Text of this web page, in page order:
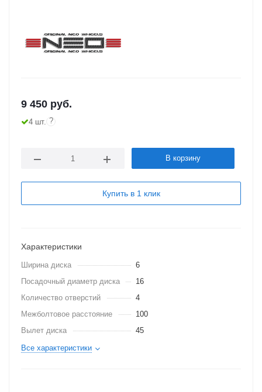
9 450 руб.
4 шт. ?
В корзину
Купить в 1 клик
Характеристики
Ширина диска
6
Посадочный диаметр диска
16
Количество отверстий
4
Межболтовое расстояние
100
Вылет диска
45
Все характеристики